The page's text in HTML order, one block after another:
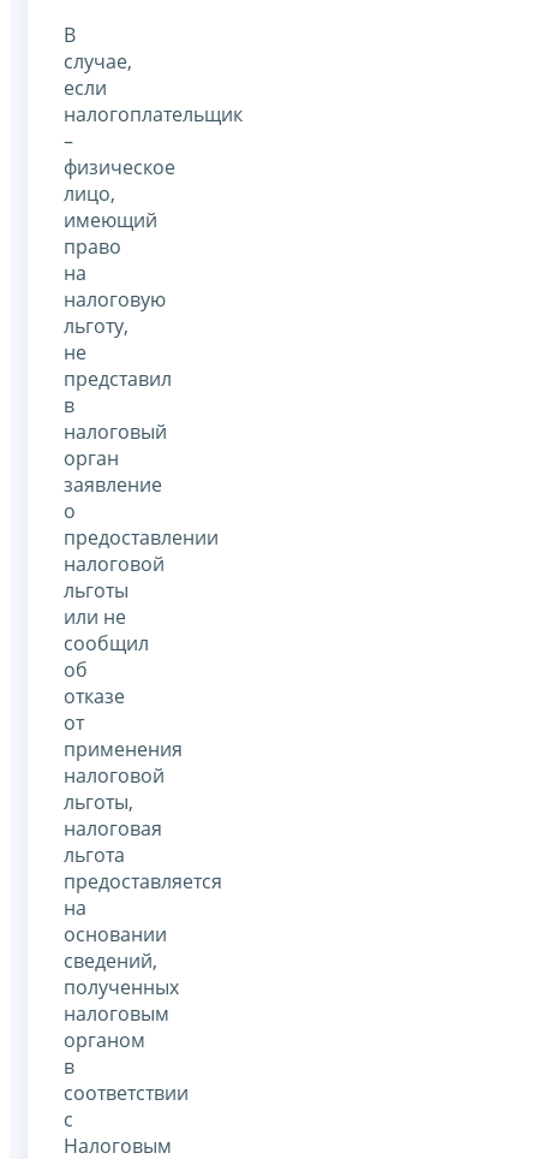
В
случае,
если
налогоплательщик
–
физическое
лицо,
имеющий
право
на
налоговую
льготу,
не
представил
в
налоговый
орган
заявление
о
предоставлении
налоговой
льготы
или не
сообщил
об
отказе
от
применения
налоговой
льготы,
налоговая
льгота
предоставляется
на
основании
сведений,
полученных
налоговым
органом
в
соответствии
с
Налоговым